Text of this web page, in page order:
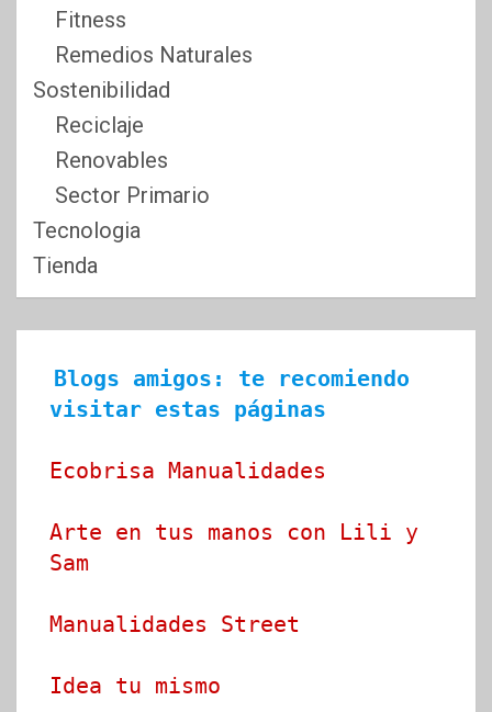
Fitness
Remedios Naturales
Sostenibilidad
Reciclaje
Renovables
Sector Primario
Tecnologia
Tienda
Blogs amigos: te recomiendo
visitar estas páginas
Ecobrisa Manualidades
Arte en tus manos con Lili y
Sam
Manualidades Street
Idea tu mismo